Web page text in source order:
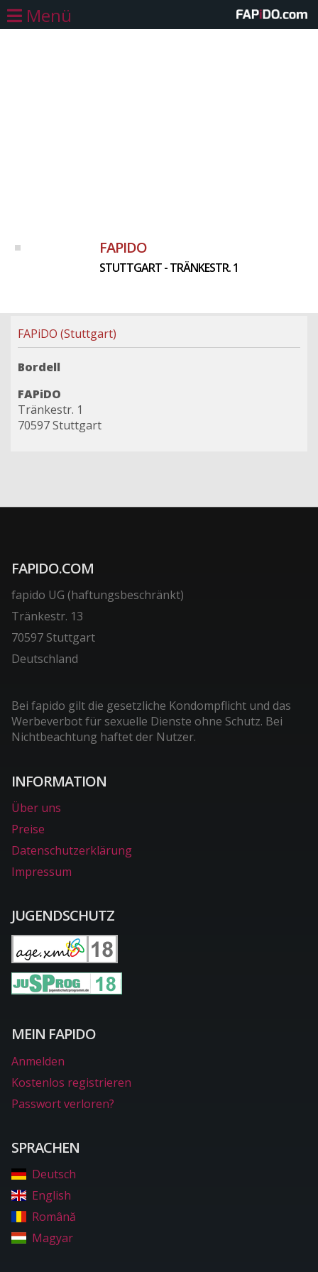
Menü
FAPIDO
STUTTGART - TRÄNKESTR. 1
FAPiDO (Stuttgart)
Bordell
FAPiDO
Tränkestr. 1
70597 Stuttgart
FAPIDO.COM
fapido UG (haftungsbeschränkt)
Tränkestr. 13
70597 Stuttgart
Deutschland
Bei fapido gilt die gesetzliche Kondompflicht und das
Werbeverbot für sexuelle Dienste ohne Schutz. Bei
Nichtbeachtung haftet der Nutzer.
INFORMATION
Über uns
Preise
Datenschutzerklärung
Impressum
JUGENDSCHUTZ
MEIN FAPIDO
Anmelden
Kostenlos registrieren
Passwort verloren?
SPRACHEN
Deutsch
English
Română
Magyar